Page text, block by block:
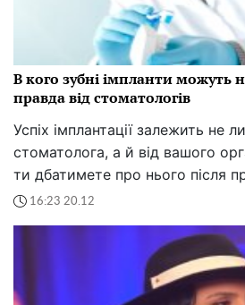
В кого зубні імпланти можуть
правда від стоматологів
Успіх імплантації залежить не
стоматолога, а й від вашого
ти дбатимете про нього після
16:23 20.12